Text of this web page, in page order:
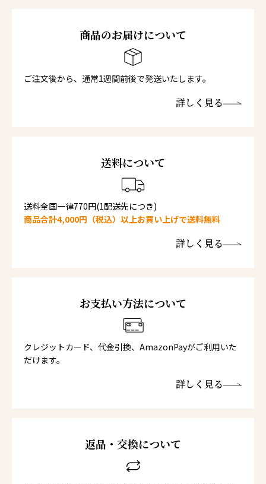
商品のお届けについて
ご注文後から、通常1週間前後で発送いたします。
詳しく見る
送料について
送料全国一律770円(1配送先につき)
商品合計4,000円（税込）以上お買い上げで送料無料
詳しく見る
お支払い方法について
クレジットカード、代金引換、AmazonPayがご利用いた
だけます。
詳しく見る
返品・交換について